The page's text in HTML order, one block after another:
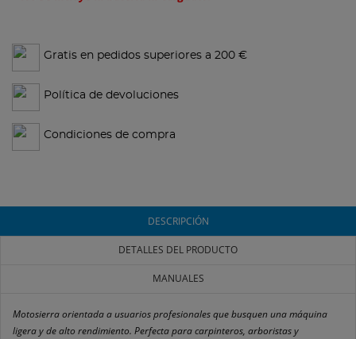
Gratis en pedidos superiores a 200 €
Política de devoluciones
Condiciones de compra
DESCRIPCIÓN
DETALLES DEL PRODUCTO
MANUALES
Motosierra orientada a usuarios profesionales que busquen una máquina
ligera y de alto rendimiento. Perfecta para carpinteros, arboristas y